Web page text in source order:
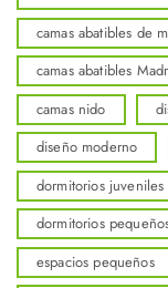
camas abatibles de
camas abatibles
camas nido
diseño moderno
dormitorios juveniles
dormitorios
espacios pequeños